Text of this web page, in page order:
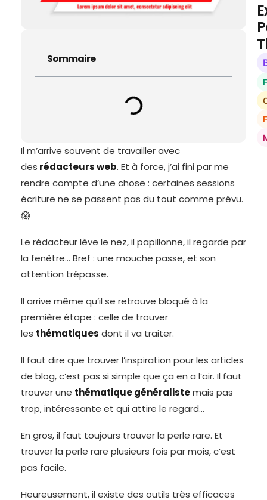
Sommaire
Il m’arrive souvent de travailler avec
des rédacteurs web. Et à force, j’ai fini par me
rendre compte d’une chose : certaines sessions
écriture ne se passent pas du tout comme prévu.
😱
Le rédacteur lève le nez, il papillonne, il regarde par
la fenêtre… Bref : une mouche passe, et son
attention trépasse.
Il arrive même qu’il se retrouve bloqué à la
première étape : celle de trouver
les thématiques dont il va traiter.
Il faut dire que trouver l’inspiration pour les articles
de blog, c’est pas si simple que ça en a l’air. Il faut
trouver une thématique généralistemais pas
trop, intéressante et qui attire le regard…
En gros, il faut toujours trouver la perle rare. Et
trouver la perle rare plusieurs fois par mois, c’est
pas facile.
Heureusement, il existe des outils très efficaces